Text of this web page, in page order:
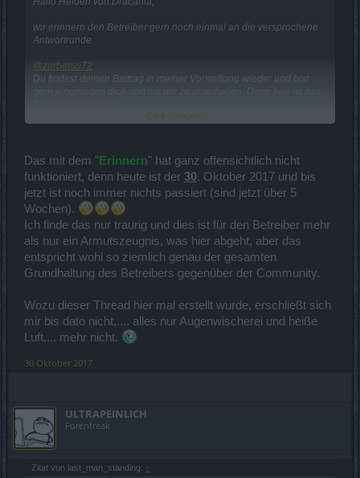
wir erinnern den Betreiber gern noch einmal an die versprochene
Antwortrunde.
@zerberus72
Du findest deinen Beitrag in meiner Vorstellung wieder und bist
Click to expand...
Das mit dem "Erinnern" hat ganz offensichtlich nicht
funktioniert, denn heute ist der 30. Oktober 2017 und bis
jetzt ist noch immer nichts passiert (sind jetzt über 5
Wochen).
Ich finde das nur traurig und dies ist für den Betreiber mehr
als nur ein Armutszeugnis, was hier abgeht, aber das
entspricht wohl so ziemlich genau der gesamten
Grundhaltung des Betreibers gegenüber der Community.
Wozu dieser Thread hier mal erstellt wurde, erschließt sich
mir bis dato nicht,.... alles nur Augenwischerei und heiße
Luft,... mehr nicht.
30 Oktober 2017
ULTRAPEINLICH
Forenfreak
Zitat von last_man_standing: ↑